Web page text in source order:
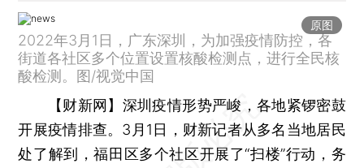
原图
2022年3月1日，广东深圳，为加强疫情防控，各
街道各社区多个位置设置核酸检测点，进行全民核
酸检测。图/视觉中国
【财新网】 深圳疫情形势严峻，各地紧锣密鼓
开展疫情排查。3月1日，财新记者从多名当地居民
处了解到，福田区多个社区开展了“扫楼”行动，务